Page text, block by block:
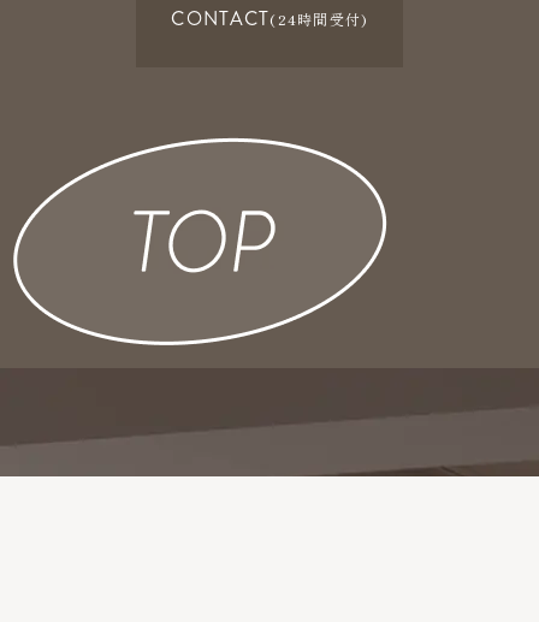
CONTACT(24時間受付)